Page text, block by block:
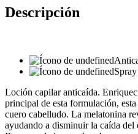
Descripción
Spray
Loción capilar anticaída.
principal de esta formulación,
cuero cabelludo. La melatonina
ayudando a disminuir la caída